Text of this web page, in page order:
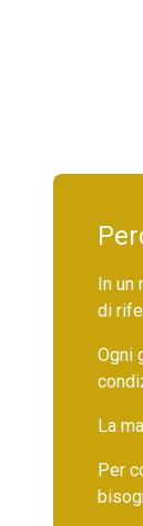
In un
di
Ogni
La
Per